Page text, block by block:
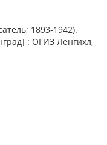
1893-1942).
: ОГИЗ Ленгихл,